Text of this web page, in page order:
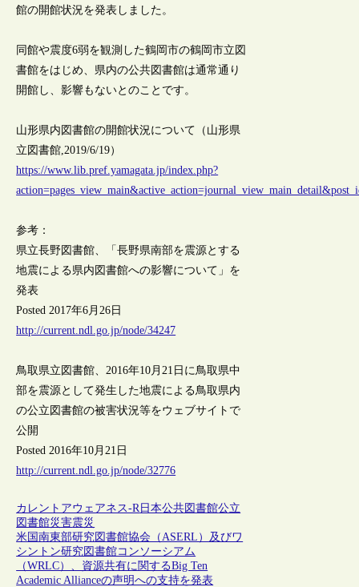
館の開館状況を発表しました。
同館や震度6弱を観測した鶴岡市の鶴岡市立図
書館をはじめ、県内の公共図書館は通常通り
開館し、影響もないとのことです。
山形県内図書館の開館状況について（山形県
立図書館,2019/6/19）
https://www.lib.pref.yamagata.jp/index.php?
参考：
県立長野図書館、「長野県南部を震源とする
地震による県内図書館への影響について」を
発表
Posted 2017年6月26日
http://current.ndl.go.jp/node/34247
鳥取県立図書館、2016年10月21日に鳥取県中
部を震源として発生した地震による鳥取県内
の公立図書館の被害状況等をウェブサイトで
公開
Posted 2016年10月21日
http://current.ndl.go.jp/node/32776
カレントアウェアネス-R 日本公共図書館公立
図書館災害震災
米国南東部研究図書館協会（ASERL）及びワ
シントン研究図書館コンソーシアム
（WRLC）、資源共有に関するBig Ten
Academic Allianceの声明への支持を発表